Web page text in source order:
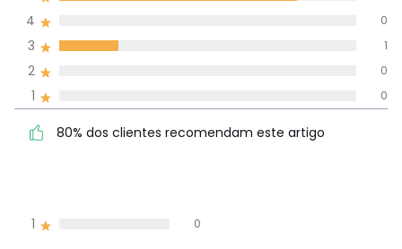
1 0
recomendam este artigo
1 0
2 0
3 1
4 0
80% dos clientes recomendam este artigo